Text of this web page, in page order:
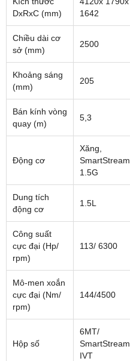
DxRxC (mm)
1642
Chiều dài cơ
sở (mm)
2500
Khoảng sáng
(mm)
205
Bán kính vòng
quay (m)
5,3
Động cơ
Xăng,
SmartStream
1.5G
Dung tích
động cơ
1.5L
Công suất
cực đại (Hp/
rpm)
113/ 6300
Mô-men xoắn
cực đại (Nm/
rpm)
144/4500
Hộp số
6MT/
SmartStream
IVT